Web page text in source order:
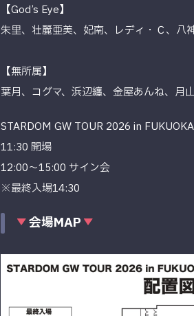
【God’s Eye】
朱里、壮麗亜美、妃南、レディ・Ｃ、八
【無所属】
葉月、コグマ、浜辺纏、金屋あんね、月
STARDOM GW TOUR 2026 in
11:30 開場
12:00〜15:00 サイン会
※最終入場14:30
会場MAP